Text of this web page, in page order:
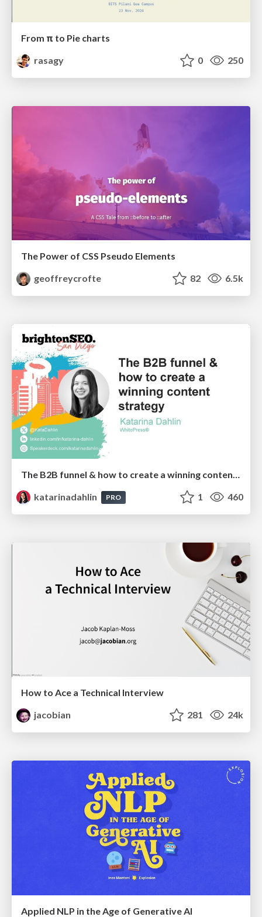
From π to Pie charts
rasagy
0 250
The Power of CSS Pseudo Elements
geoffreycrofte
82 6.5k
The B2B funnel & how to create a winning content strategy
katarinadahlin
PRO 1 460
How to Ace a Technical Interview
jacobian
281 24k
Applied NLP in the Age of Generative AI